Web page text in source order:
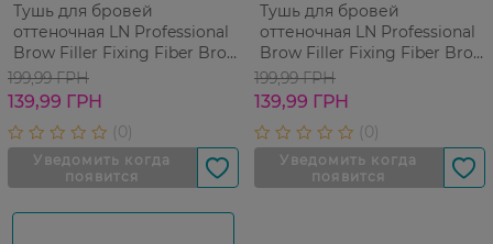
Тушь для бровей
оттеночная LN Professional
Brow Filler Fixing Fiber Brow
Gel №101 4,5 мл
199,99 ГРН
139,99 ГРН
Тушь для бровей
оттеночная LN Professional
Brow Filler Fixing Fiber Brow
Gel №102 4,5 мл
199,99 ГРН
139,99 ГРН